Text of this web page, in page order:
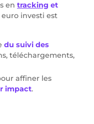
en tracking et
euro investi est
du suivi des
téléchargements,
affiner les
impact.